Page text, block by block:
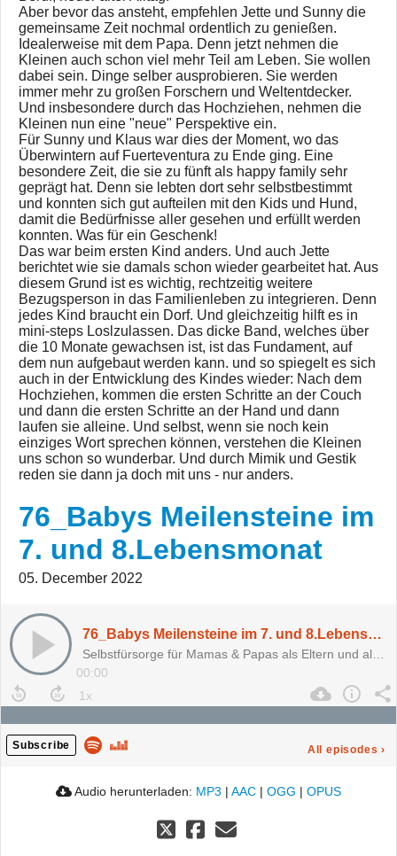
Aber bevor das ansteht, empfehlen Jette und Sunny die
gemeinsame Zeit nochmal ordentlich zu genießen.
Idealerweise mit dem Papa. Denn jetzt nehmen die
Kleinen auch schon viel mehr Teil am Leben. Sie wollen
dabei sein. Dinge selber ausprobieren. Sie werden
immer mehr zu großen Forschern und Weltentdecker.
Und insbesondere durch das Hochziehen, nehmen die
Kleinen nun eine "neue" Perspektive ein.
Für Sunny und Klaus war dies der Moment, wo das
Überwintern auf Fuerteventura zu Ende ging. Eine
besondere Zeit, die sie zu fünft als happy family sehr
geprägt hat. Denn sie lebten dort sehr selbstbestimmt
und konnten sich gut aufteilen mit den Kids und Hund,
damit die Bedürfnisse aller gesehen und erfüllt werden
konnten. Was für ein Geschenk!
Das war beim ersten Kind anders. Und auch Jette
berichtet wie sie damals schon wieder gearbeitet hat. Aus
diesem Grund ist es wichtig, rechtzeitig weitere
Bezugsperson in das Familienleben zu integrieren. Denn
jedes Kind braucht ein Dorf. Und gleichzeitig hilft es in
mini-steps Loslzulassen. Das dicke Band, welches über
die 10 Monate gewachsen ist, ist das Fundament, auf
dem nun aufgebaut werden kann. und so spiegelt es sich
auch in der Entwicklung des Kindes wieder: Nach dem
Hochziehen, kommen die ersten Schritte an der Couch
und dann die ersten Schritte an der Hand und dann
laufen sie alleine. Und selbst, wenn sie noch kein
einziges Wort sprechen können, verstehen die Kleinen
uns schon so wunderbar. Und durch Mimik und Gestik
reden sie dann ja doch mit uns - nur anders.
76_Babys Meilensteine im
7. und 8.Lebensmonat
05. December 2022
76_Babys Meilensteine im 7. und 8.Lebensmonat
00:00
Subscribe All episodes ›
Audio herunterladen: MP3 | AAC | OGG | OPUS